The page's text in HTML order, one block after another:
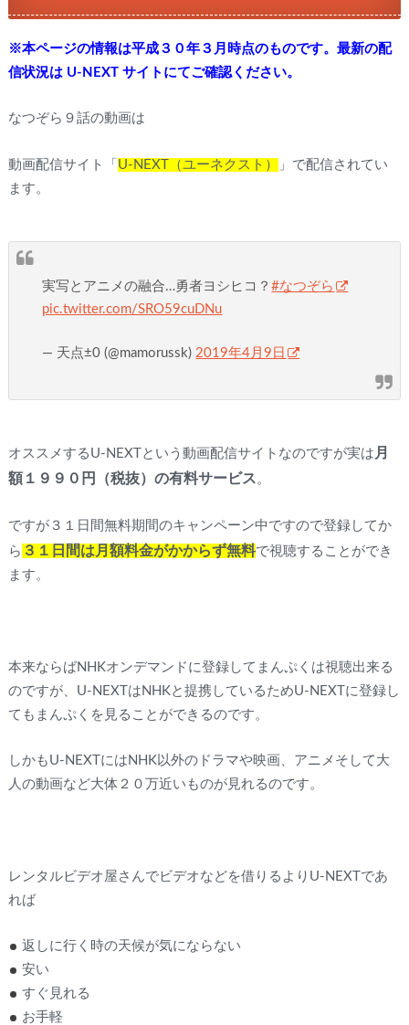
※本ページの情報は平成３０年３月時点のものです。最新の配
信状況は U-NEXT サイトにてご確認ください。
なつぞら９話の動画は
動画配信サイト「 U-NEXT（ユーネクスト）
」で配信されてい
ます。
実写とアニメの融合…勇者ヨシヒコ？#なつぞら
pic.twitter.com/SRO59cuDNu
— 天点±0 (@mamorussk)2019年4月9日
オススメするU-NEXTという動画配信サイトなのですが実は 月
額１９９０円（税抜）の有料サービス。
ですが３１日間無料期間のキャンペーン中ですので登録してか
ら ３１日間は月額料金がかからず無料で視聴することができ
ます。
本来ならばNHKオンデマンドに登録してまんぷくは視聴出来る
のですが、U-NEXTはNHKと提携しているためU-NEXTに登録し
てもまんぷくを見ることができるのです。
しかもU-NEXTにはNHK以外のドラマや映画、アニメそして大
人の動画など大体２０万近いものが見れるのです。
レンタルビデオ屋さんでビデオなどを借りるよりU-NEXTであ
れば
返しに行く時の天候が気にならない
安い
すぐ見れる
お手軽